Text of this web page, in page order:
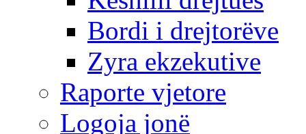
Bordi i drejtorëve
Zyra ekzekutive
Raporte vjetore
Logoja jonë